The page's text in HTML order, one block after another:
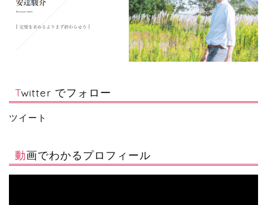
Twitter でフォロー
ツイート
動画でわかるプロフィール